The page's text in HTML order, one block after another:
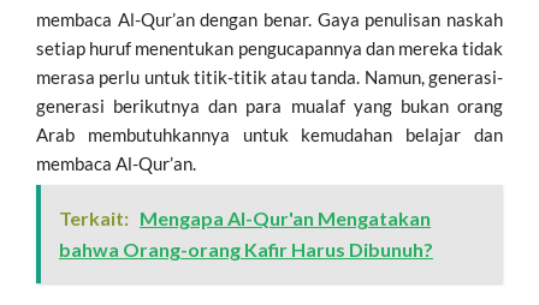
membaca Al-Qur’an dengan benar. Gaya penulisan naskah
setiap huruf menentukan pengucapannya dan mereka tidak
merasa perlu untuk titik-titik atau tanda. Namun, generasi-
generasi berikutnya dan para mualaf yang bukan orang
Arab membutuhkannya untuk kemudahan belajar dan
membaca Al-Qur’an.
Terkait: Mengapa Al-Qur'an Mengatakan
bahwa Orang-orang Kafir Harus Dibunuh?